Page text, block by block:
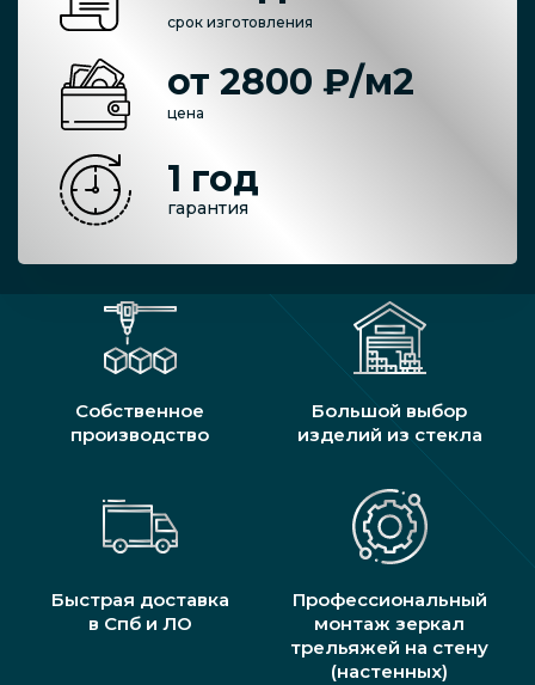
срок изготовления
от 2800 ₽/м2
цена
1 год
гарантия
Собственное
производство
Большой выбор
изделий из стекла
Быстрая доставка
в Спб и ЛО
Профессиональный
монтаж зеркал
трельяжей на стену
(настенных)